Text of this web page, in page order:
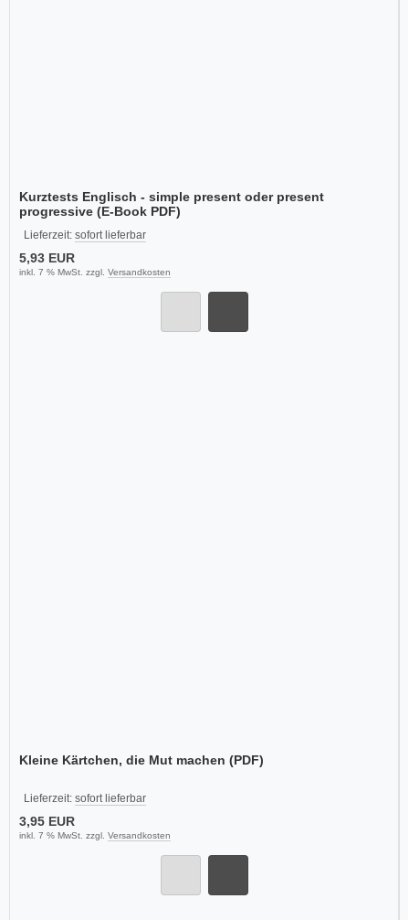
Kurztests Englisch - simple present oder present
progressive (E-Book PDF)
Lieferzeit: sofort lieferbar
5,93 EUR
inkl. 7 % MwSt. zzgl. Versandkosten
Kleine Kärtchen, die Mut machen (PDF)
Lieferzeit: sofort lieferbar
3,95 EUR
inkl. 7 % MwSt. zzgl. Versandkosten